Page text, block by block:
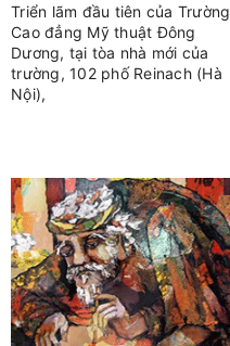
Triển lãm đầu tiên của Trường
Cao đẳng Mỹ thuật Đông
Dương, tại tòa nhà mới của
trường, 102 phố Reinach (Hà
Nội),